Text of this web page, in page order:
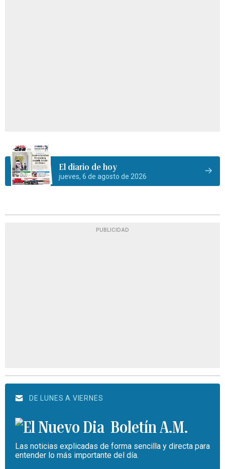
El diario de hoy
jueves, 6 de agosto de 2026
PUBLICIDAD
DE LUNES A VIERNES
Boletín A.M.
Las noticias explicadas de forma sencilla y directa para
entender lo más importante del día.